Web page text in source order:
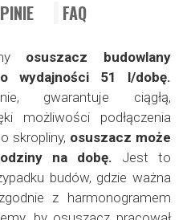
FAQ
osuszacz budowlany
wydajności 51 l/dobę.
gwarantuje ciągłą,
możliwości podłączenia
skropliny, osuszacz może
na dobę. Jest to
budów, gdzie ważna
z harmonogramem